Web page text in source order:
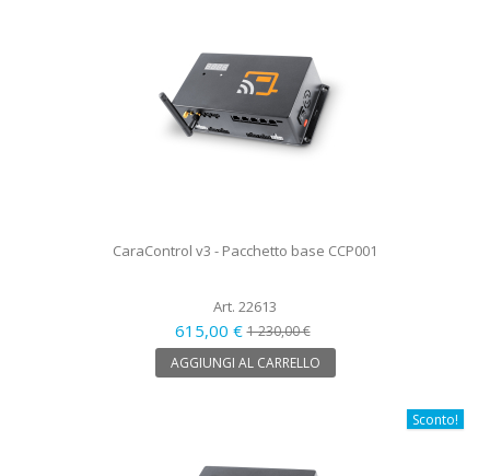
CaraControl v3 - Pacchetto base CCP001
Art. 22613
615,00 €1 230,00 €
AGGIUNGI AL CARRELLO
Sconto!